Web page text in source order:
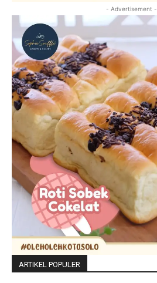
- Advertisement -
ARTIKEL POPULER